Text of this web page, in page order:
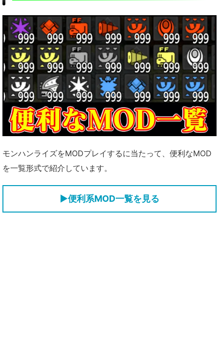
モンハンライズをMODプレイするに当たって、便利なMOD
を一覧形式で紹介しています。
▶便利系MOD一覧を見る